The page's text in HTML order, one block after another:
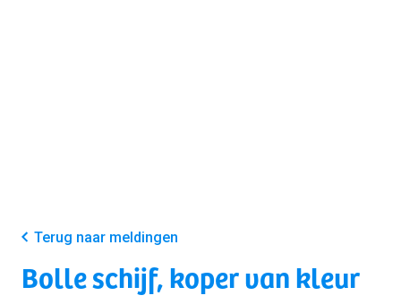
Terug naar meldingen
Bolle schijf, koper van kleur